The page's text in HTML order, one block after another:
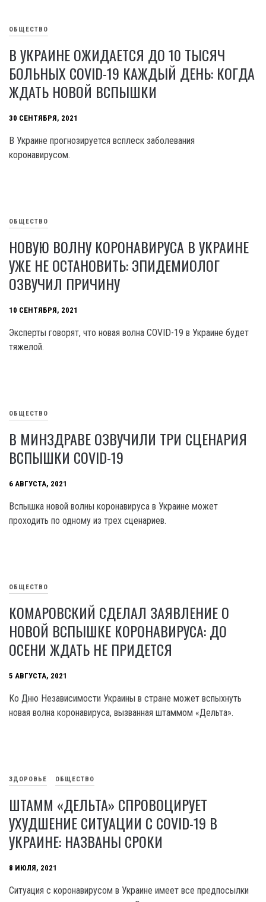
ОБЩЕСТВО
В УКРАИНЕ ОЖИДАЕТСЯ ДО 10 ТЫСЯЧ
БОЛЬНЫХ COVID-19 КАЖДЫЙ ДЕНЬ: КОГДА
ЖДАТЬ НОВОЙ ВСПЫШКИ
30 СЕНТЯБРЯ, 2021
В Украине прогнозируется всплеск заболевания
коронавирусом.
ОБЩЕСТВО
НОВУЮ ВОЛНУ КОРОНАВИРУСА В УКРАИНЕ
УЖЕ НЕ ОСТАНОВИТЬ: ЭПИДЕМИОЛОГ
ОЗВУЧИЛ ПРИЧИНУ
10 СЕНТЯБРЯ, 2021
Эксперты говорят, что новая волна COVID-19 в Украине будет
тяжелой.
ОБЩЕСТВО
В МИНЗДРАВЕ ОЗВУЧИЛИ ТРИ СЦЕНАРИЯ
ВСПЫШКИ COVID-19
6 АВГУСТА, 2021
Вспышка новой волны коронавируса в Украине может
проходить по одному из трех сценариев.
ОБЩЕСТВО
КОМАРОВСКИЙ СДЕЛАЛ ЗАЯВЛЕНИЕ О
НОВОЙ ВСПЫШКЕ КОРОНАВИРУСА: ДО
ОСЕНИ ЖДАТЬ НЕ ПРИДЕТСЯ
5 АВГУСТА, 2021
Ко Дню Независимости Украины в стране может вспыхнуть
новая волна коронавируса, вызванная штаммом «Дельта».
ЗДОРОВЬЕ ОБЩЕСТВО
ШТАММ «ДЕЛЬТА» СПРОВОЦИРУЕТ
УХУДШЕНИЕ СИТУАЦИИ С COVID-19 В
УКРАИНЕ: НАЗВАНЫ СРОКИ
8 ИЮЛЯ, 2021
Ситуация с коронавирусом в Украине имеет все предпосылки